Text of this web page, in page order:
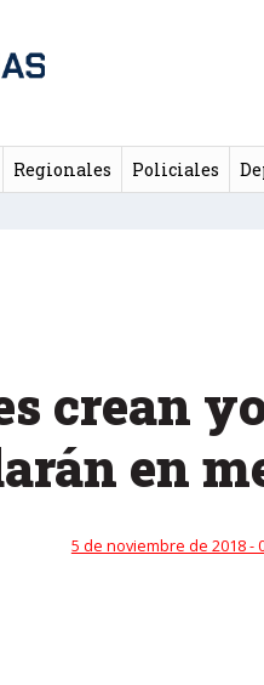
Regionales Policiales
crean
en
5 de noviembre de 2018 -